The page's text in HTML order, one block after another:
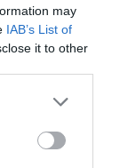
may
IAB’s List of
it to other
la